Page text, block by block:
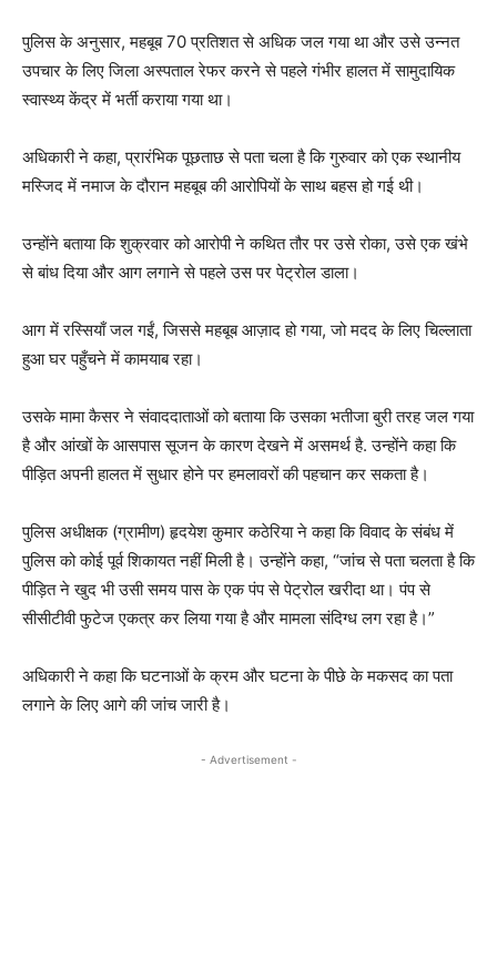
पुलिस के अनुसार, महबूब 70 प्रतिशत से अधिक जल गया था और उसे उन्नत
उपचार के लिए जिला अस्पताल रेफर करने से पहले गंभीर हालत में सामुदायिक
स्वास्थ्य केंद्र में भर्ती कराया गया था।
अधिकारी ने कहा, प्रारंभिक पूछताछ से पता चला है कि गुरुवार को एक स्थानीय
मस्जिद में नमाज के दौरान महबूब की आरोपियों के साथ बहस हो गई थी।
उन्होंने बताया कि शुक्रवार को आरोपी ने कथित तौर पर उसे रोका, उसे एक खंभे
से बांध दिया और आग लगाने से पहले उस पर पेट्रोल डाला।
आग में रस्सियाँ जल गईं, जिससे महबूब आज़ाद हो गया, जो मदद के लिए चिल्लाता
हुआ घर पहुँचने में कामयाब रहा।
उसके मामा कैसर ने संवाददाताओं को बताया कि उसका भतीजा बुरी तरह जल गया
है और आंखों के आसपास सूजन के कारण देखने में असमर्थ है. उन्होंने कहा कि
पीड़ित अपनी हालत में सुधार होने पर हमलावरों की पहचान कर सकता है।
पुलिस अधीक्षक (ग्रामीण) हृदयेश कुमार कठेरिया ने कहा कि विवाद के संबंध में
पुलिस को कोई पूर्व शिकायत नहीं मिली है। उन्होंने कहा, “जांच से पता चलता है कि
पीड़ित ने खुद भी उसी समय पास के एक पंप से पेट्रोल खरीदा था। पंप से
सीसीटीवी फुटेज एकत्र कर लिया गया है और मामला संदिग्ध लग रहा है।”
अधिकारी ने कहा कि घटनाओं के क्रम और घटना के पीछे के मकसद का पता
लगाने के लिए आगे की जांच जारी है।
- Advertisement -